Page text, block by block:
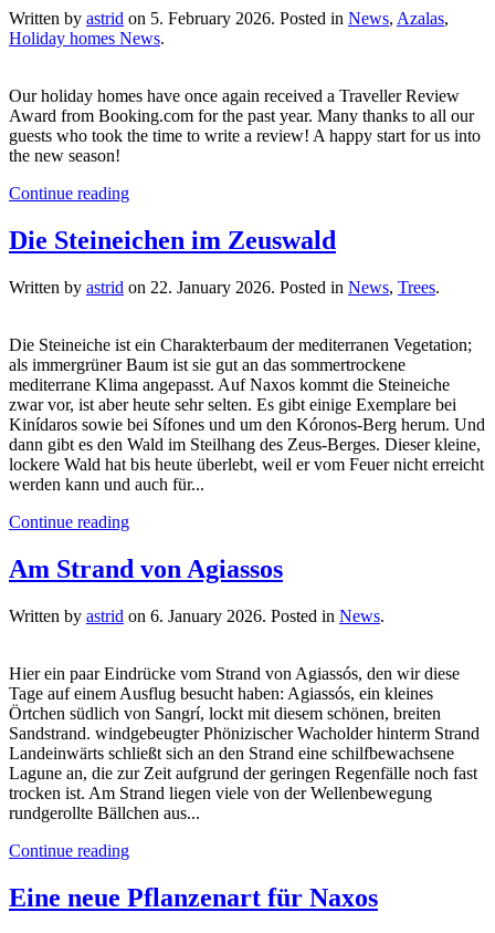
Written by astrid on 5. February 2026. Posted in News, Azalas,
Holiday homes News.
Our holiday homes have once again received a Traveller Review
Award from Booking.com for the past year. Many thanks to all our
guests who took the time to write a review! A happy start for us into
the new season!
Continue reading
Die Steineichen im Zeuswald
Written by astrid on 22. January 2026. Posted in News, Trees.
Die Steineiche ist ein Charakterbaum der mediterranen Vegetation;
als immergrüner Baum ist sie gut an das sommertrockene
mediterrane Klima angepasst. Auf Naxos kommt die Steineiche
zwar vor, ist aber heute sehr selten. Es gibt einige Exemplare bei
Kinídaros sowie bei Sífones und um den Kóronos-Berg herum. Und
dann gibt es den Wald im Steilhang des Zeus-Berges. Dieser kleine,
lockere Wald hat bis heute überlebt, weil er vom Feuer nicht erreicht
werden kann und auch für...
Continue reading
Am Strand von Agiassos
Written by astrid on 6. January 2026. Posted in News.
Hier ein paar Eindrücke vom Strand von Agiassós, den wir diese
Tage auf einem Ausflug besucht haben: Agiassós, ein kleines
Örtchen südlich von Sangrí, lockt mit diesem schönen, breiten
Sandstrand. windgebeugter Phönizischer Wacholder hinterm Strand
Landeinwärts schließt sich an den Strand eine schilfbewachsene
Lagune an, die zur Zeit aufgrund der geringen Regenfälle noch fast
trocken ist. Am Strand liegen viele von der Wellenbewegung
rundgerollte Bällchen aus...
Continue reading
Eine neue Pflanzenart für Naxos